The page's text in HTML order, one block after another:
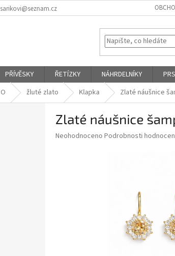
PŘÍVĚSKY ŘETÍZKY NÁHRDELNÍKY
žluté zlato Klapka Zlaté náušnice
Zlaté náušnice
Průměrné
Neohodnoceno Podrobnosti